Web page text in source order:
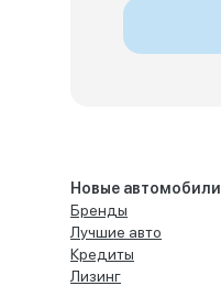
Новые автомобили
Бренды
Лучшие авто
Кредиты
Лизинг